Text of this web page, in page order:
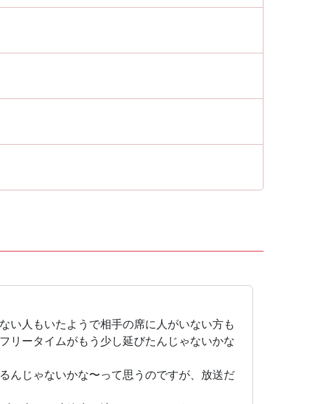
い人もいたようで相手の席に人がいない方も
リータイムがもう少し延びたんじゃないかな
んじゃないかな〜って思うのですが、放送だ